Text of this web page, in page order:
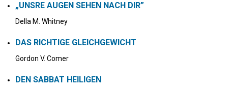
„UNSRE AUGEN SEHEN NACH DIR”
Della M. Whitney
DAS RICHTIGE GLEICHGEWICHT
Gordon V. Comer
DEN SABBAT HEILIGEN